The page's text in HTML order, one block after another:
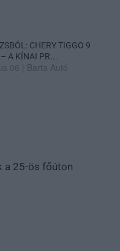
CHERY TIGGO 9
A KÍNAI PR...
06 Barta Autó
a 25-ös főúton